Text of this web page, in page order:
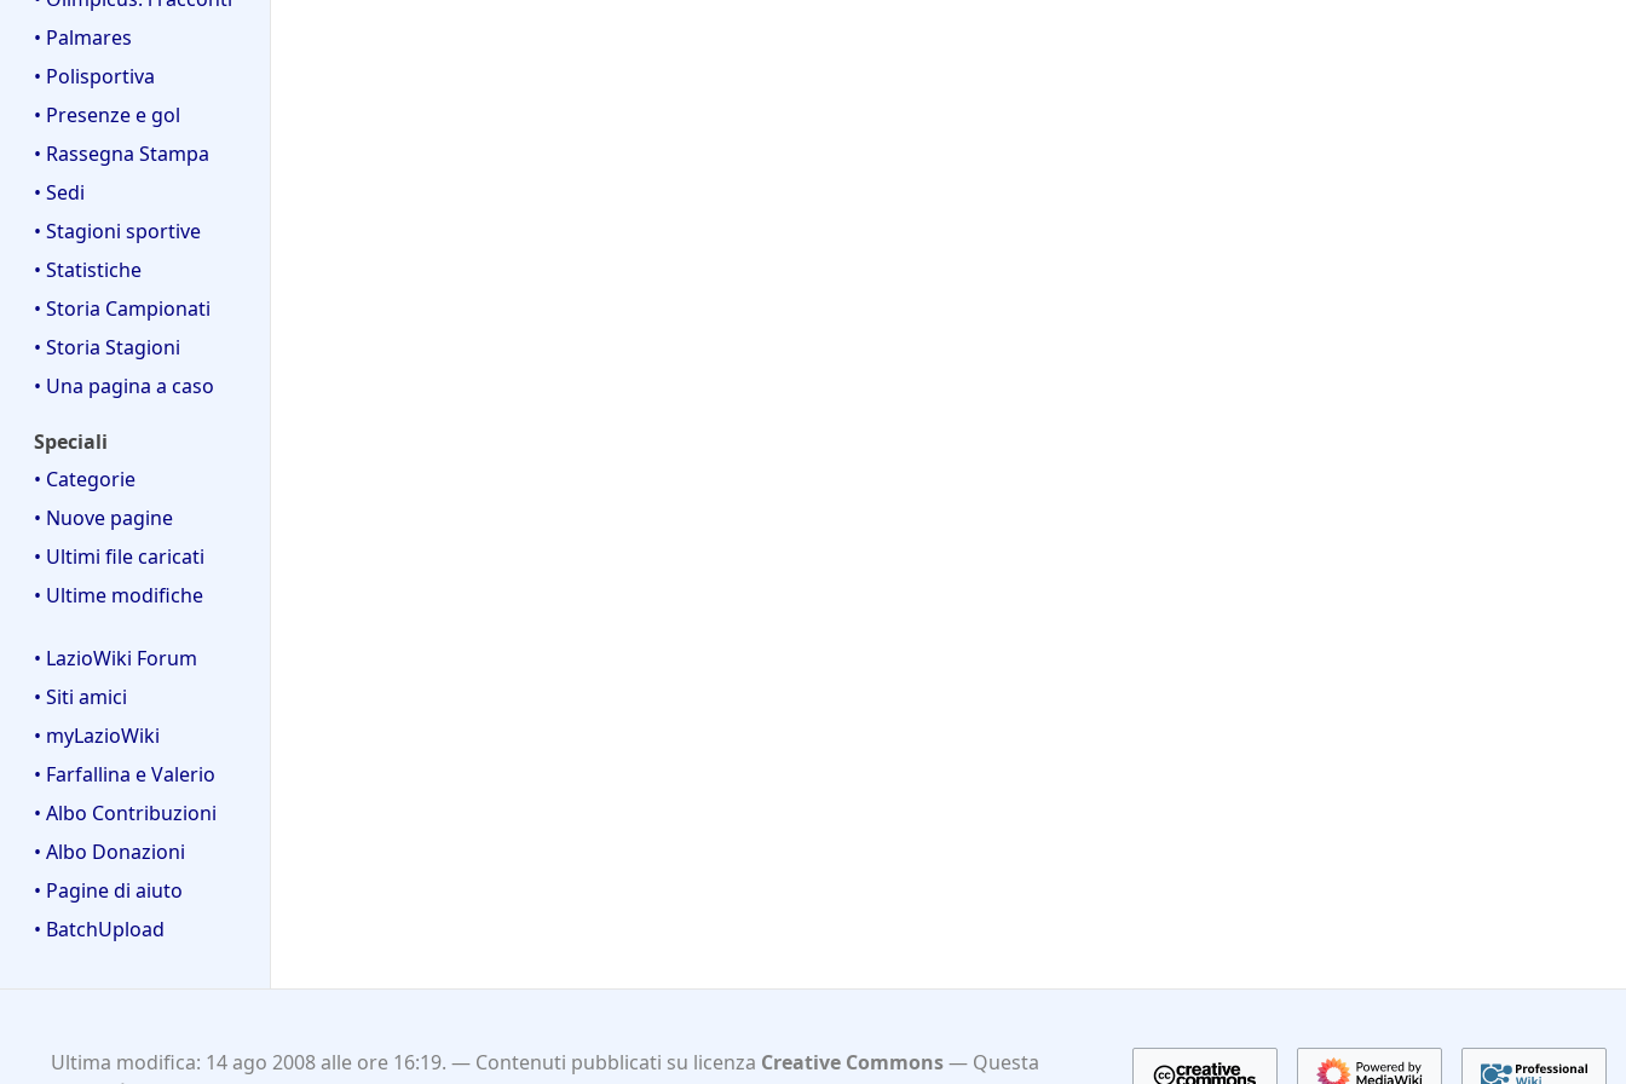
• Palmares
• Polisportiva
• Presenze e gol
• Rassegna Stampa
• Sedi
• Stagioni sportive
• Statistiche
• Storia Campionati
• Storia Stagioni
• Una pagina a caso
Speciali
• Categorie
• Nuove pagine
• Ultimi file caricati
• Ultime modifiche
• LazioWiki Forum
• Siti amici
• myLazioWiki
• Farfallina e Valerio
• Albo Contribuzioni
• Albo Donazioni
• Pagine di aiuto
• BatchUpload
Ultima modifica: 14 ago 2008 alle ore 16:19. Contenuti pubblicati su licenza Creative Commons
Questa